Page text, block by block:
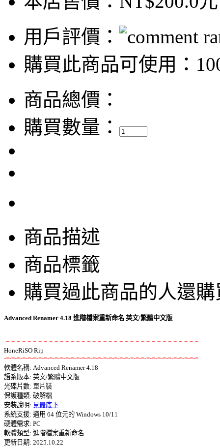
用戶評價：
購買此商品可使用：
商品總價：
購買數量：
商品描述
商品標籤
購買過此商品的人還
Advanced Renamer 4.18 進階檔案重新命名 英文/繁體中文版
-=-=-=-=-=-=-=-=-=-=-=-=-=-=-=-=-=-=-=-=-=-=-=-=-=-=-=-=-=-=-=-=-=-=-=-=
-=-=-=-=-=-=-=-=-=-=-=-=-=-=-=-=-=-=-=-=-=-=-=-=-=-=-=-=-=-=-=-=-=-=-=-=
軟體名稱: Advanced Renamer 4.18
語系版本: 英文/繁體中文版
光碟片數: 單片裝
保護種類: 破解檔
安裝說明: 見最底下
系統支援: 適用 64 位元的 Windows 10/11
硬體需求: PC
軟體類型: 進階檔案重新命名
更新日期: 2025.10.22